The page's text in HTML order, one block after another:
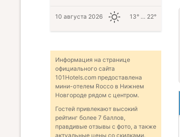
10 августа 2026 13° … 22°
Информация на странице
официального сайта
101Hotels.com предоставлена
мини-отелем Rocco в Нижнем
Новгороде рядом с центром.
Гостей привлекают высокий
рейтинг более 7 баллов,
правдивые отзывы с фото, а также
актуальные цены со скидками.